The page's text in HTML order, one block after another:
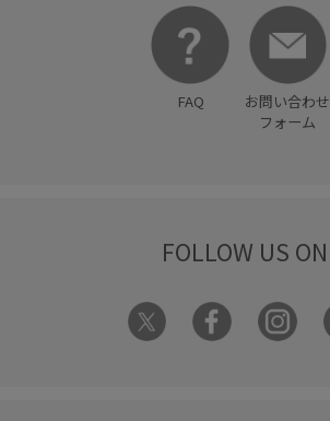
FAQ
お問い合わせ
フォーム
FOLLOW US ON